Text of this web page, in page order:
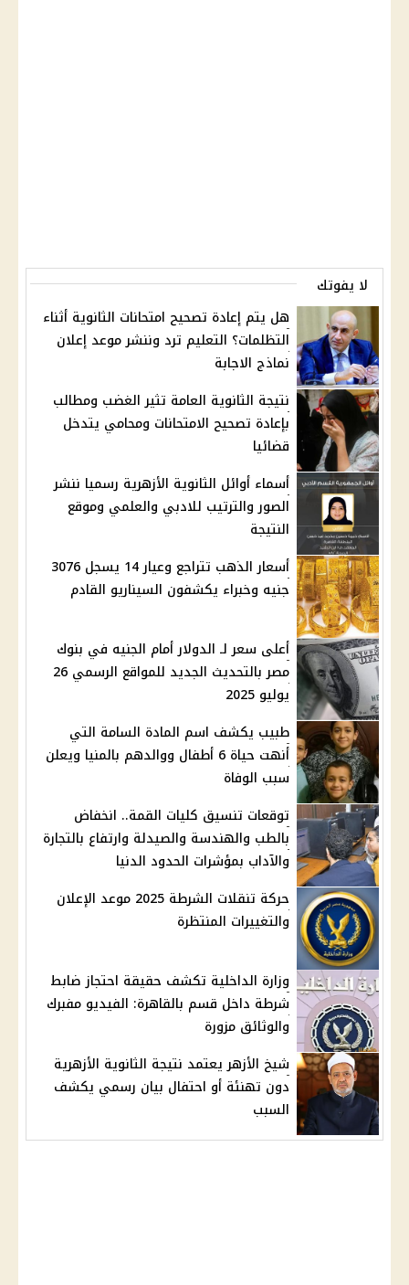
لا يفوتك
هل يتم إعادة تصحيح امتحانات الثانوية أثناء
التظلمات؟ التعليم ترد وننشر موعد إعلان
نماذج الاجابة
نتيجة الثانوية العامة تثير الغضب ومطالب
بإعادة تصحيح الامتحانات ومحامي يتدخل
قضائيا
أسماء أوائل الثانوية الأزهرية رسميا ننشر
الصور والترتيب للادبي والعلمي وموقع
النتيجة
أسعار الذهب تتراجع وعيار 14 يسجل 3076
جنيه وخبراء يكشفون السيناريو القادم
أعلى سعر لـ الدولار أمام الجنيه في بنوك
مصر بالتحديث الجديد للمواقع الرسمي 26
يوليو 2025
طبيب يكشف اسم المادة السامة التي
أنهت حياة 6 أطفال ووالدهم بالمنيا ويعلن
سبب الوفاة
توقعات تنسيق كليات القمة.. انخفاض
بالطب والهندسة والصيدلة وارتفاع بالتجارة
والآداب بمؤشرات الحدود الدنيا
حركة تنقلات الشرطة 2025 موعد الإعلان
والتغييرات المنتظرة
وزارة الداخلية تكشف حقيقة احتجاز ضابط
شرطة داخل قسم بالقاهرة: الفيديو مفبرك
والوثائق مزورة
شيخ الأزهر يعتمد نتيجة الثانوية الأزهرية
دون تهنئة أو احتفال بيان رسمي يكشف
السبب